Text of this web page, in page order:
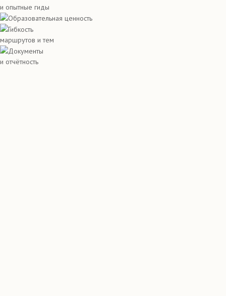
и опытные гиды
Образовательная ценность
Гибкость
маршрутов и тем
Документы
и отчётность